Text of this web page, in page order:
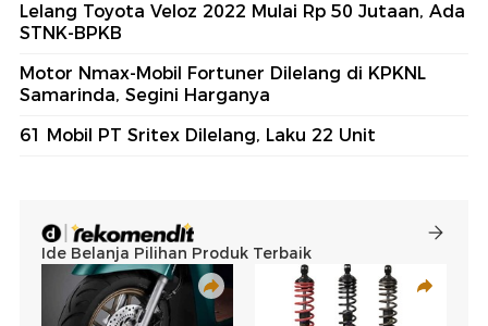
Lelang Toyota Veloz 2022 Mulai Rp 50 Jutaan, Ada
STNK-BPKB
Motor Nmax-Mobil Fortuner Dilelang di KPKNL
Samarinda, Segini Harganya
61 Mobil PT Sritex Dilelang, Laku 22 Unit